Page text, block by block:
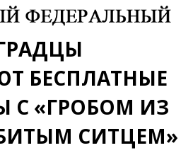
БЕСПЛАТНЫЕ
С «ГРОБОМ ИЗ
СИТЦЕМ»